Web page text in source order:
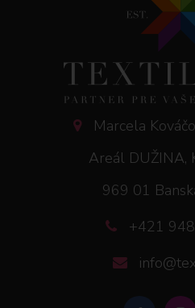
Marcela
Areál DUŽINA,
969 01
+421